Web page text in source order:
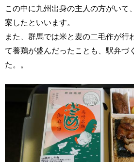
この中に九州出身の主人の方がいて
案したといいます。
また、群馬では米と麦の二毛作が行
て養鶏が盛んだったことも、駅弁づ
た。。